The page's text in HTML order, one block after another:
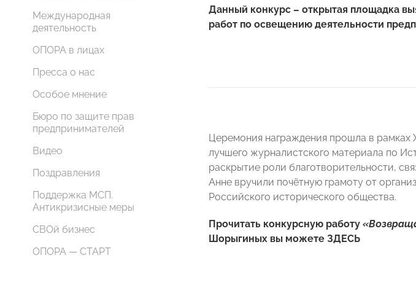
Международная
деятельность
ОПОРА в лицах
Пресса о нас
Особое мнение
Бюро по защите прав
предпринимателей
Видео
Поздравления
Поддержка МСП.
Антикризисные меры
СВОй бизнес
ОПОРА — СТАРТ
Данный конкурс – открытая площадка
работ по освещению деятельности
Церемония награждения прошла в рамках
лучшего журналистского материала по
раскрытие роли благотворительности,
Анне вручили почётную грамоту от
Российского исторического общества.
Прочитать конкурсную работу
Шорыгиных вы можете ЗДЕСЬ